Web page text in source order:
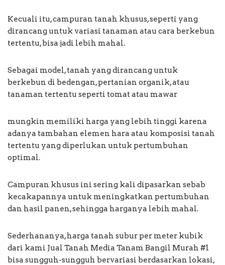
Kecuali itu, campuran tanah khusus, seperti yang
dirancang untuk variasi tanaman atau cara berkebun
tertentu, bisa jadi lebih mahal.
Sebagai model, tanah yang dirancang untuk
berkebun di bedengan, pertanian organik, atau
tanaman tertentu seperti tomat atau mawar
mungkin memiliki harga yang lebih tinggi karena
adanya tambahan elemen hara atau komposisi tanah
tertentu yang diperlukan untuk pertumbuhan
optimal.
Campuran khusus ini sering kali dipasarkan sebab
kecakapannya untuk meningkatkan pertumbuhan
dan hasil panen, sehingga harganya lebih mahal.
Sederhananya, harga tanah subur per meter kubik
dari kami Jual Tanah Media Tanam Bangil Murah #1
bisa sungguh-sungguh bervariasi berdasarkan lokasi,